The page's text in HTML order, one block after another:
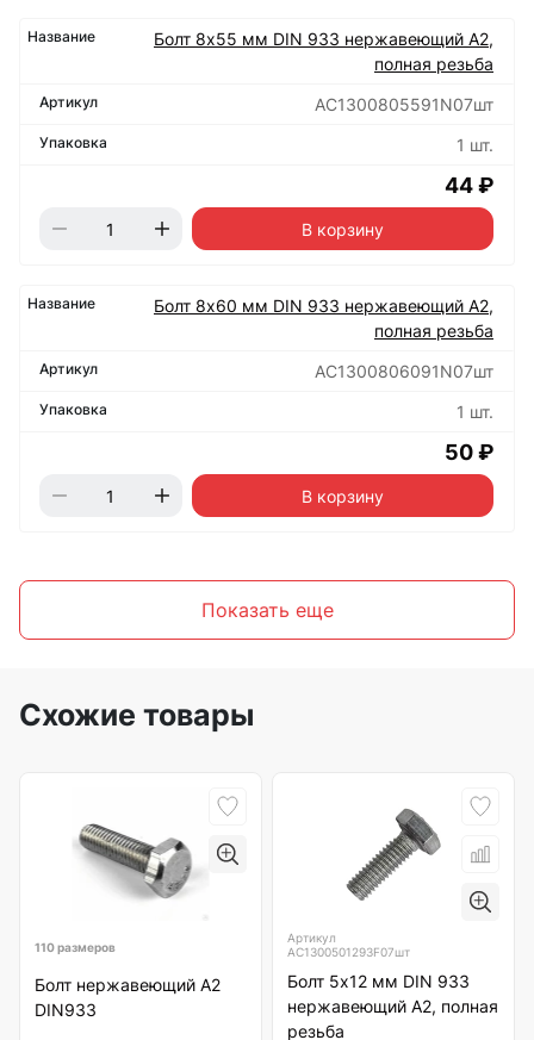
Болт 8х55 мм DIN 933 нержавеющий А2,
полная резьба
АС1300805591N07шт
1 шт.
44 ₽
В корзину
Болт 8х60 мм DIN 933 нержавеющий А2,
полная резьба
АС1300806091N07шт
1 шт.
50 ₽
В корзину
Показать еще
Схожие товары
110 размеров
Болт нержавеющий А2
DIN933
Артикул
АС1300501293F07шт
Болт 5х12 мм DIN 933
нержавеющий А2, полная
резьба